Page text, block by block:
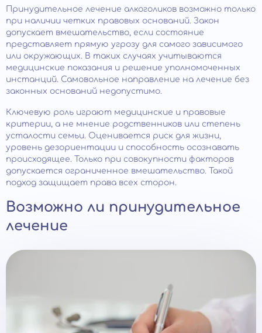
Принудительное лечение алкоголиков возможно только
при наличии четких правовых оснований. Закон
допускает вмешательство, если состояние
представляет прямую угрозу для самого зависимого
или окружающих. В таких случаях учитываются
медицинские показания и решение уполномоченных
инстанций. Самовольное направление на лечение без
законных оснований недопустимо.
Ключевую роль играют медицинские и правовые
критерии, а не мнение родственников или степень
усталости семьи. Оценивается риск для жизни,
уровень дезориентации и способность осознавать
происходящее. Только при совокупности факторов
допускается ограниченное вмешательство. Такой
подход защищает права всех сторон.
Возможно ли принудительное
лечение